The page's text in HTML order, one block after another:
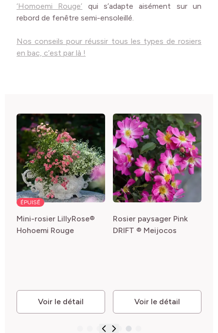
‘Homoemi Rouge’ qui s’adapte aisément sur un
rebord de fenêtre semi-ensoleillé.
Nos conseils pour réussir tous les types de rosiers
en bac, c’est par là !
ÉPUISÉ
Mini-rosier LillyRose®
Hohoemi Rouge
Voir le détail
Rosier paysager Pink
DRIFT ® Meijocos
Voir le détail